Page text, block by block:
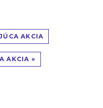
AKCIA
AKCIA »